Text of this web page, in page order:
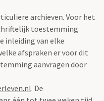
archieven. Voor het
toestemming
inleiding van elke
afspraken er voor dit
aanvragen door
. De